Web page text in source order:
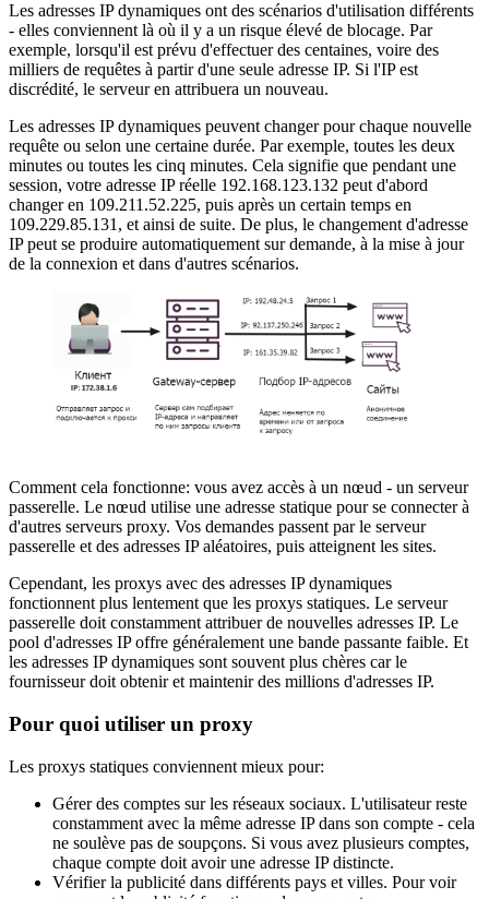
Les adresses IP dynamiques ont des scénarios d'utilisation différents
- elles conviennent là où il y a un risque élevé de blocage. Par
exemple, lorsqu'il est prévu d'effectuer des centaines, voire des
milliers de requêtes à partir d'une seule adresse IP. Si l'IP est
discrédité, le serveur en attribuera un nouveau.
Les adresses IP dynamiques peuvent changer pour chaque nouvelle
requête ou selon une certaine durée. Par exemple, toutes les deux
minutes ou toutes les cinq minutes. Cela signifie que pendant une
session, votre adresse IP réelle 192.168.123.132 peut d'abord
changer en 109.211.52.225, puis après un certain temps en
109.229.85.131, et ainsi de suite. De plus, le changement d'adresse
IP peut se produire automatiquement sur demande, à la mise à jour
de la connexion et dans d'autres scénarios.
Comment cela fonctionne: vous avez accès à un nœud - un serveur
passerelle. Le nœud utilise une adresse statique pour se connecter à
d'autres serveurs proxy. Vos demandes passent par le serveur
passerelle et des adresses IP aléatoires, puis atteignent les sites.
Cependant, les proxys avec des adresses IP dynamiques
fonctionnent plus lentement que les proxys statiques. Le serveur
passerelle doit constamment attribuer de nouvelles adresses IP. Le
pool d'adresses IP offre généralement une bande passante faible. Et
les adresses IP dynamiques sont souvent plus chères car le
fournisseur doit obtenir et maintenir des millions d'adresses IP.
Pour quoi utiliser un proxy
Les proxys statiques conviennent mieux pour:
Gérer des comptes sur les réseaux sociaux. L'utilisateur reste
constamment avec la même adresse IP dans son compte - cela
ne soulève pas de soupçons. Si vous avez plusieurs comptes,
chaque compte doit avoir une adresse IP distincte.
Vérifier la publicité dans différents pays et villes. Pour voir